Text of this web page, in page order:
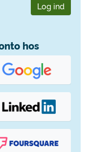
Log ind
hos